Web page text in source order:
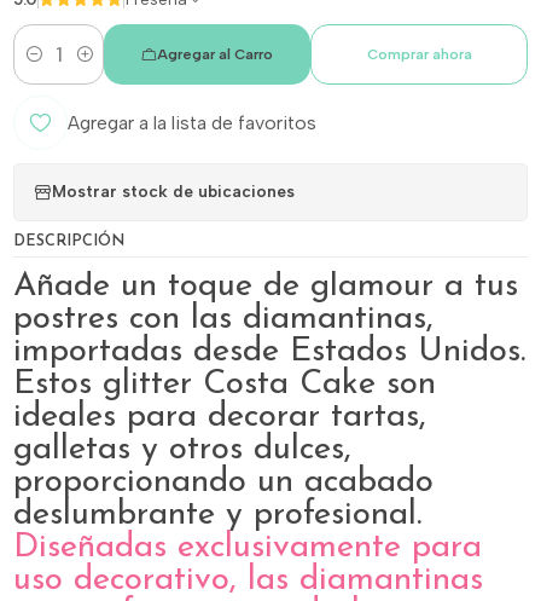
Cantidad
Agregar al Carro Comprar ahora
Agregar a la lista de favoritos
Mostrar stock de ubicaciones
DESCRIPCIÓN
Añade un toque de glamour a tus
postres con las diamantinas,
importadas desde Estados Unidos.
Estos glitter Costa Cake son
ideales para decorar tartas,
galletas y otros dulces,
proporcionando un acabado
deslumbrante y profesional.
Diseñadas exclusivamente para
uso decorativo, las diamantinas